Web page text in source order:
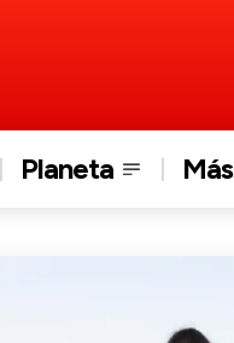
Planeta Más